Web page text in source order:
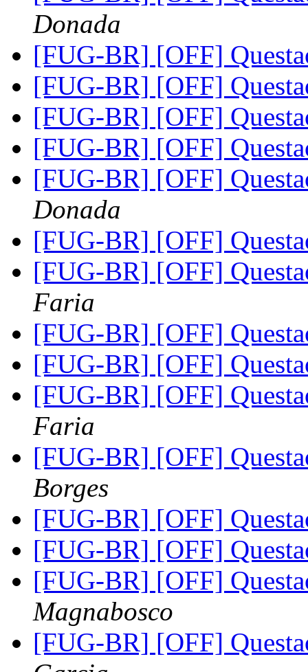
Donada
[FUG-BR] [OFF]
[FUG-BR] [OFF]
[FUG-BR] [OFF]
[FUG-BR] [OFF]
[FUG-BR] [OFF]
Donada
[FUG-BR] [OFF]
[FUG-BR] [OFF]
Faria
[FUG-BR] [OFF]
[FUG-BR] [OFF]
[FUG-BR] [OFF]
Faria
[FUG-BR] [OFF]
Borges
[FUG-BR] [OFF]
[FUG-BR] [OFF]
[FUG-BR] [OFF]
Magnabosco
[FUG-BR] [OFF]